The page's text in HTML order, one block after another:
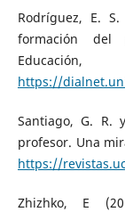
Rodríguez, E.
formación del
https://
Santiago, G. R.
profesor. Una
https://
Zhizhko, E